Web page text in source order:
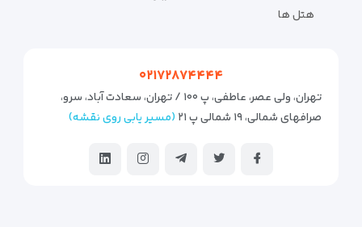
هتل ها
۰۲۱۷۲۸۷۴۴۴۴
تهران، ولی عصر، عاطفی، پ ۱۰۰ / تهران، سعادت آباد، سرو،
صرافهای شمالی، ۱۹ شمالی پ ۲۱
(مسیر یابی روی نقشه)